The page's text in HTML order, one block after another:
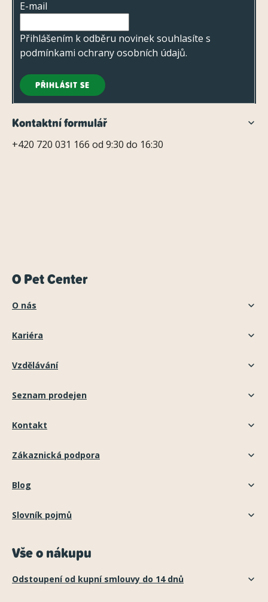
E-mail
Přihlášením k odběru novinek souhlasíte s
podmínkami ochrany osobních údajů.
PŘIHLÁSIT SE
Kontaktní formulář
+420 720 031 166 od 9:30 do 16:30
O Pet Center
O nás
Kariéra
Vzdělávání
Seznam prodejen
Kontakt
Zákaznická podpora
Blog
Slovník pojmů
Vše o nákupu
Odstoupení od kupní smlouvy do 14 dnů